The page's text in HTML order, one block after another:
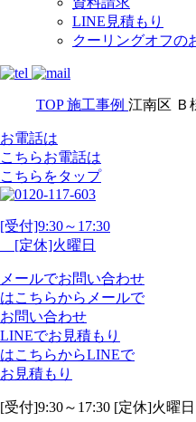
LINE見積もり
クーリングオフの
TOP 施工事例 江南区
お電話は
こちらお電話は
こちらをタップ
[受付]9:30～17:30
[定休]火曜日
メールでお問い合わせ
はこちらから メールで
お問い合わせ
LINEでお見積もり
はこちらからLINEで
お見積もり
[受付]9:30～17:30 [定休]火曜日